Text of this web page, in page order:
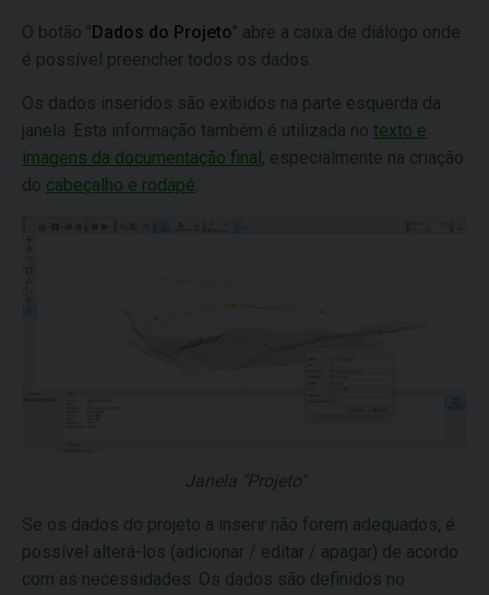
O botão "Dados do Projeto" abre a caixa de diálogo onde
é possível preencher todos os dados.
Os dados inseridos são exibidos na parte esquerda da
janela. Esta informação também é utilizada no texto e
imagens da documentação final, especialmente na criação
do cabeçalho e rodapé
Janela "Projeto"
Se os dados do projeto a inserir não forem adequados, é
possível alterá-los (adicionar / editar / apagar) de acordo
com as necessidades. Os dados são definidos no